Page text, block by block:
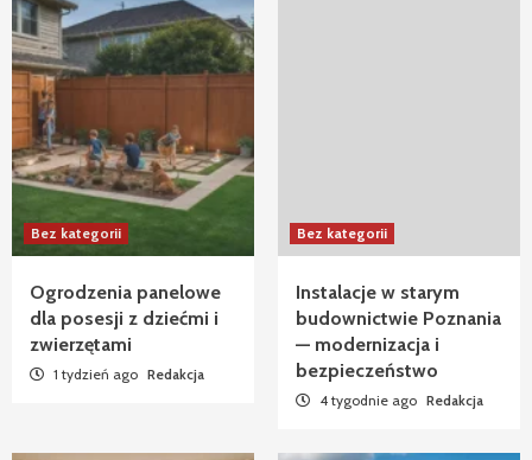
Bez kategorii
Ogrodzenia panelowe
dla posesji z dziećmi i
zwierzętami
1 tydzień ago Redakcja
Bez kategorii
Instalacje w starym
budownictwie Poznania
— modernizacja i
bezpieczeństwo
4 tygodnie ago Redakcja